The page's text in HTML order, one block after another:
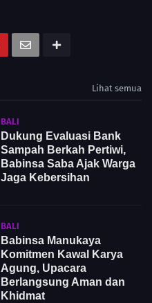
Lihat semua
BALI
Dukung Evaluasi Bank
Sampah Berkah Pertiwi,
Babinsa Saba Ajak Warga
Jaga Kebersihan
BALI
Babinsa Manukaya
Komitmen Kawal Karya
Agung, Upacara
Berlangsung Aman dan
Khidmat